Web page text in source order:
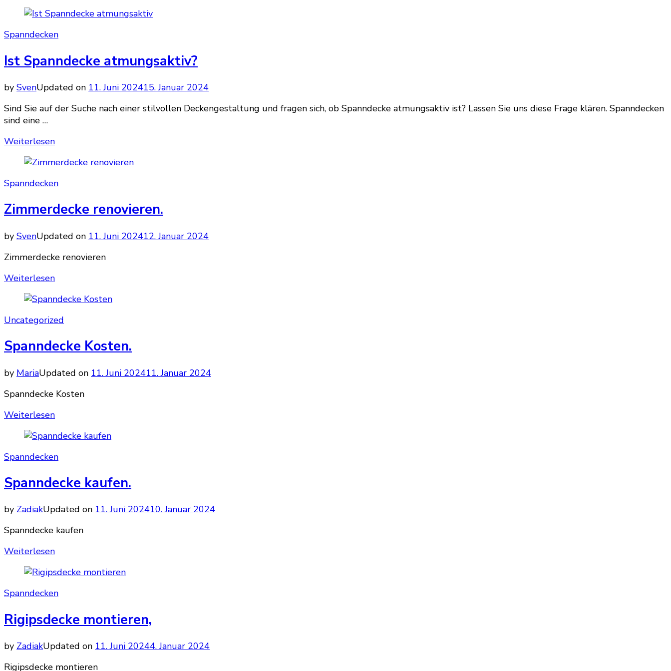
Spanndecken
Ist Spanndecke atmungsaktiv?
by SvenUpdated on 11. Juni 202415. Januar 2024
Sind Sie auf der Suche nach einer stilvollen Deckengestaltung und fragen sich, ob Spanndecke atmungsaktiv ist? Lassen Sie uns diese Frage klären. Spanndecken
sind eine …
Weiterlesen
Spanndecken
Zimmerdecke renovieren.
by SvenUpdated on 11. Juni 202412. Januar 2024
Zimmerdecke renovieren
Weiterlesen
Uncategorized
Spanndecke Kosten.
by MariaUpdated on 11. Juni 202411. Januar 2024
Spanndecke Kosten
Weiterlesen
Spanndecken
Spanndecke kaufen.
by ZadiakUpdated on 11. Juni 202410. Januar 2024
Spanndecke kaufen
Weiterlesen
Spanndecken
Rigipsdecke montieren,
by ZadiakUpdated on 11. Juni 20244. Januar 2024
Rigipsdecke montieren